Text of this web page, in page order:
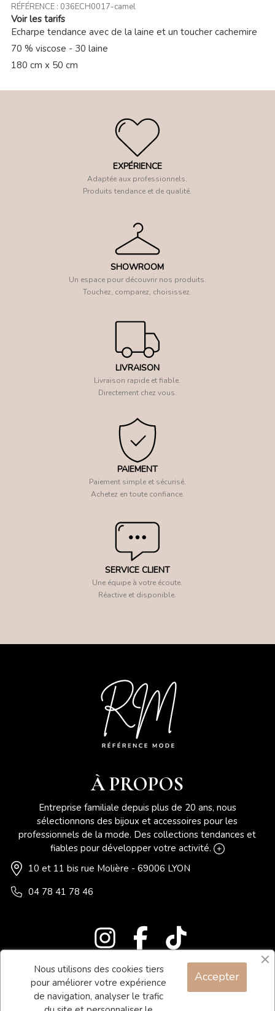
RÉFÉRENCE : 036ECH0017-camel
Voir les tarifs
Echarpe tendance avec de la laine et un toucher cachemire
70 % viscose - 30 laine
180 cm x 50 cm
EXPÉRIENCE
Adaptée aux professionnels.
Produits tendance et de qualité.
SHOWROOM
Un espace pour découvrir nos produits.
Touchez, comparez, choisissez.
LIVRAISON
Livraison rapide et fiable.
Directement chez vous.
PAIEMENT
Paiement simple et sécurisé.
Achetez en toute confiance.
SERVICE CLIENT
Une équipe à votre écoute.
Réactive et disponible.
À PROPOS
Entreprise familiale depuis plus de 20 ans, nous
sélectionnons des bijoux et accessoires pour les
professionnels de la mode. Des collections tendances et
fiables pour développer votre activité.
10 et 11 bis rue Molière - 69006 LYON
04 78 41 78 46
Blog
Contact
Nous utilisons des cookies tiers
pour améliorer votre expérience
de navigation, analyser le trafic
Accepter